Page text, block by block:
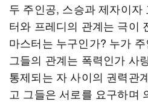
두 주인공, 스승과 제자이자
터와 프레디의 관계는 극이
마스터는 누구인가? 누가
그들의 관계는 폭력인가 사
통제되는 자 사이의 권력관
고 그들은 서로를 요구하며